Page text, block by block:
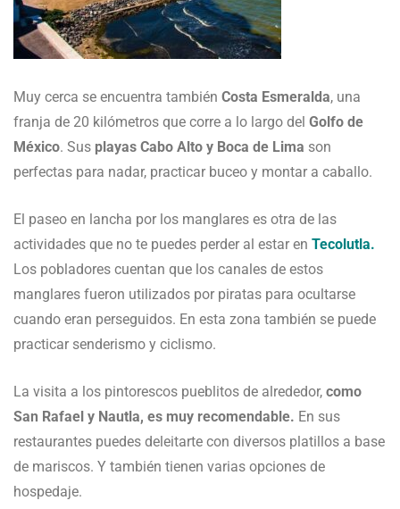
Muy cerca se encuentra también Costa Esmeralda, una
franja de 20 kilómetros que corre a lo largo del Golfo de
México. Sus playas Cabo Alto y Boca de Lima son
perfectas para nadar, practicar buceo y montar a caballo.
El paseo en lancha por los manglares es otra de las
actividades que no te puedes perder al estar en Tecolutla.
Los pobladores cuentan que los canales de estos
manglares fueron utilizados por piratas para ocultarse
cuando eran perseguidos. En esta zona también se puede
practicar senderismo y ciclismo.
La visita a los pintorescos pueblitos de alrededor, como
San Rafael y Nautla, es muy recomendable. En sus
restaurantes puedes deleitarte con diversos platillos a base
de mariscos. Y también tienen varias opciones de
hospedaje.